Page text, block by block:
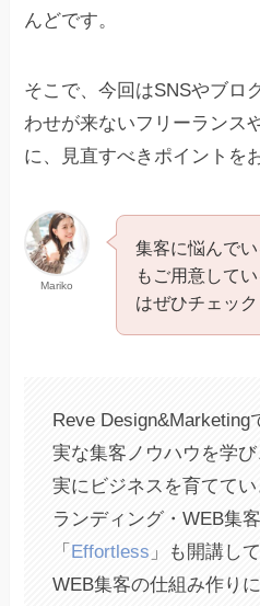
んどです。
そこで、今回はSNSやブロ
わせが来ないフリーランス
に、見直すべきポイントを
Mariko
集客に悩んで
もご用意して
はぜひチェッ
Reve Design&Marketing
実な集客ノウハウを学
実にビジネスを育てて
ランディング・WEB集
「 Effortless 」も開講し
WEB集客の仕組み作り